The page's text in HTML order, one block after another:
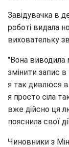
Завідувачка в
роботі видала
виховательку
"Вона виводила
змінити запис
я так дивлюся в
я просто сіла
вже дійсно ця
пояснила свої
Чиновники з